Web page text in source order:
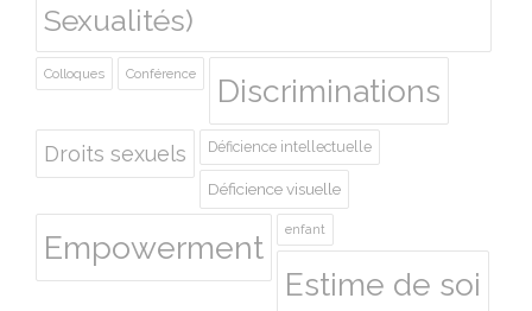
Sexualités)
Colloques Conférence Discriminations
Droits sexuels Déficience intellectuelle
Déficience visuelle
Empowerment enfant
Estime de soi